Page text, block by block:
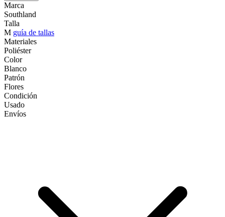
Marca
Southland
Talla
M guía de tallas
Materiales
Poliéster
Color
Blanco
Patrón
Flores
Condición
Usado
Envíos